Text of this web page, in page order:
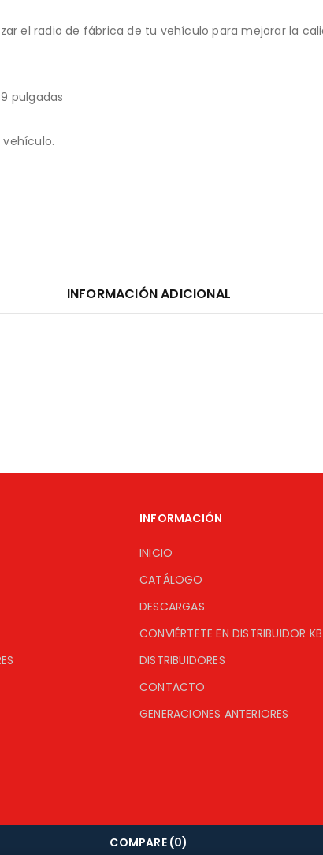
el radio de fábrica de tu vehículo para mejorar la
pulgadas
INFORMACIÓN ADICIONAL
INFORMACIÓN
INICIO
CATÁLOGO
DESCARGAS
CONVIÉRTETE EN DISTRIBUIDOR
DISTRIBUIDORES
CONTACTO
GENERACIONES ANTERIORES
COMPARE (0)